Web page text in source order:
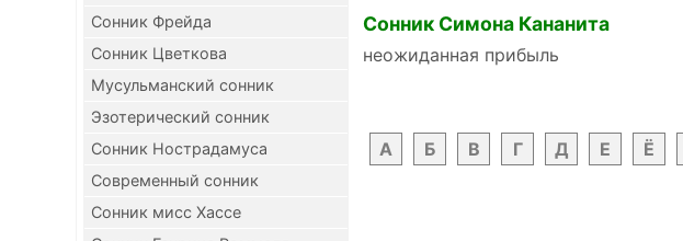
Сонник Фрейда
Сонник Цветкова
Мусульманский сонник
Эзотерический сонник
Сонник Нострадамуса
Современный сонник
Сонник мисс Хассе
Сонник Симона Кананита
неожиданная прибыль
А
Б В Г Д Е Ё